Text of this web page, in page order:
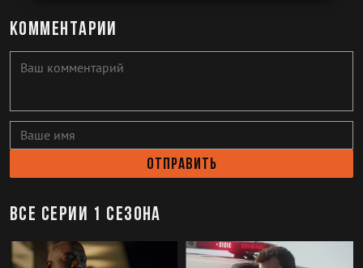
Комментарии
Отправить
Все серии 1 сезона